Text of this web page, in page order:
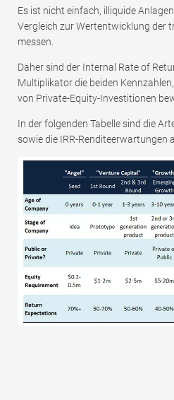
Es ist nicht einfach, illiquide
Vergleich zur Wertentwicklung der
messen.
Daher sind der Internal Rate of
Multiplikator die beiden
von Private-Equity-Investitionen
In der folgenden Tabelle sind die
sowie die IRR-Renditeerwartungen